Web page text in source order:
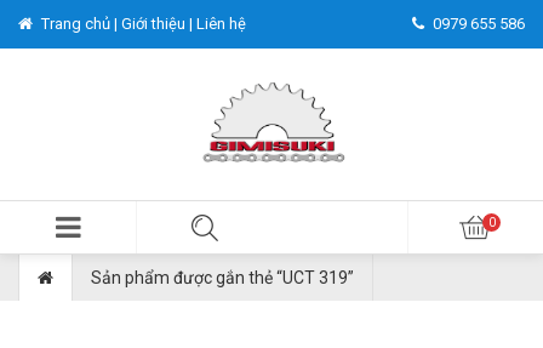
Trang chủ | Giới thiệu | Liên hệ 0979 655 586
Sản phẩm được gắn thẻ “UCT 319”